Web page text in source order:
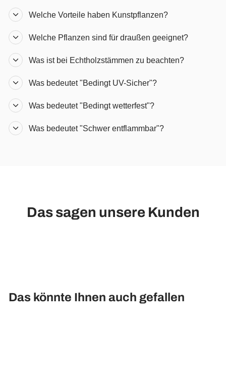
Welche Vorteile haben Kunstpflanzen?
Welche Pflanzen sind für draußen geeignet?
Was ist bei Echtholzstämmen zu beachten?
Was bedeutet "Bedingt UV-Sicher"?
Was bedeutet "Bedingt wetterfest"?
Was bedeutet "Schwer entflammbar"?
Das sagen unsere Kunden
Das könnte Ihnen auch gefallen